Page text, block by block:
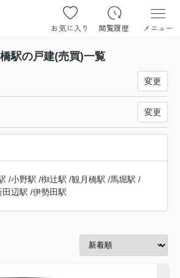
お気に入り 閲覧履歴 メニュー
駅の戸建(売買)一覧
変更
変更
/小野駅 /椥辻駅 /観月橋駅 /馬堀駅 /
田辺駅 /伊勢田駅